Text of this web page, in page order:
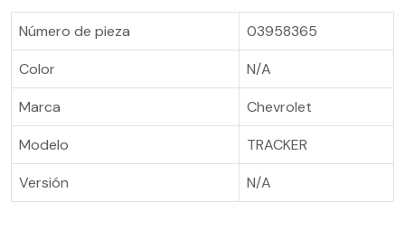
Número de pieza
03958365
Color
N/A
Marca
Chevrolet
Modelo
TRACKER
Versión
N/A